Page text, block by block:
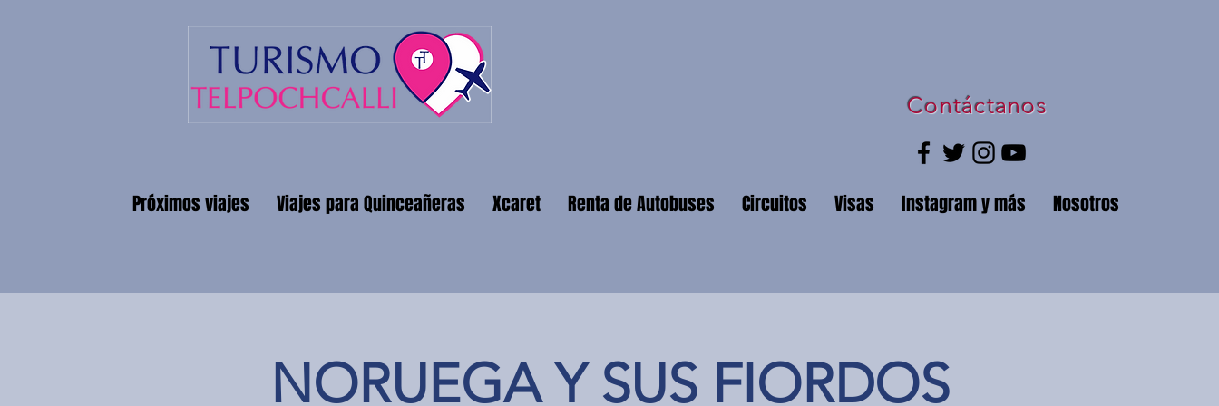
Contáctanos
Nosotros
Instagram y más
Visas
Circuitos
Renta de Autobuses
Xcaret
Viajes para Quinceañeras
Próximos viajes
NORUEGA Y SUS FIORDOS